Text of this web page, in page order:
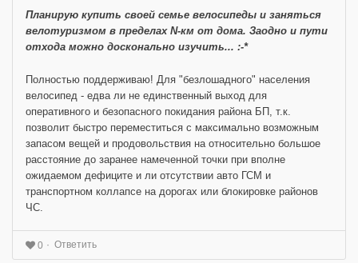
Планирую купить своей семье велосипеды и заняться
велотуризмом в пределах N-км от дома. Заодно и пути
отхода можно досконально изучить... :-*
Полностью поддерживаю! Для "безлошадного" населения
велосипед - едва ли не единственный выход для
оперативного и безопасного покидания района БП, т.к.
позволит быстро переместиться с максимально возможным
запасом вещей и продовольствия на относительно большое
расстояние до заранее намеченной точки при вполне
ожидаемом дефиците и ли отсутствии авто ГСМ и
транспортном коллапсе на дорогах или блокировке районов
ЧС.
0 Ответить